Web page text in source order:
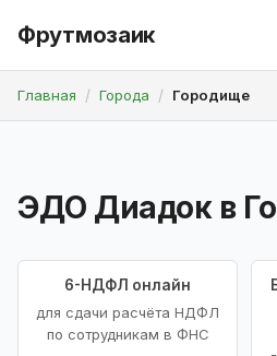
Фрутмозаик
Главная Города Городище
ЭДО Диадок в
6-НДФЛ онлайн
для сдачи расчёта НДФЛ
по сотрудникам в ФНС